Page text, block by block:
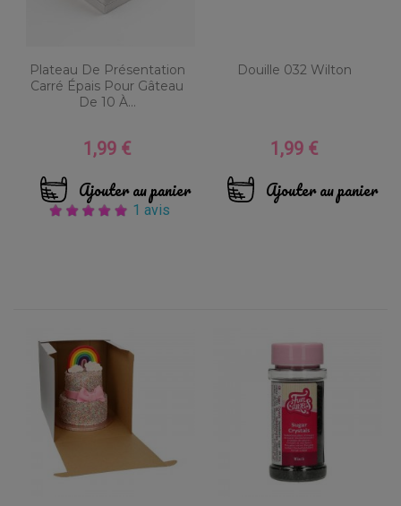
Plateau De Présentation
Carré Épais Pour Gâteau
De 10 À...
Prix
1,99 €
Ajouter au panier
1 avis
Douille 032 Wilton
Prix
1,99 €
Ajouter au panier